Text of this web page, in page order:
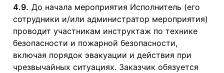
4.9. До начала мероприятия Исполнитель (его
сотрудники и/или администратор мероприятия)
проводит участникам инструктаж по технике
безопасности и пожарной безопасности,
включая порядок эвакуации и действия при
чрезвычайных ситуациях. Заказчик обязуется